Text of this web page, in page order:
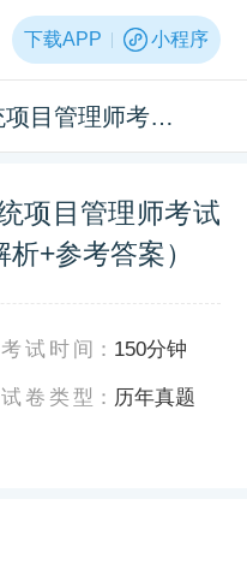
下载APP 小程序
2021年下半年信息系统项目管理师考试综合知识真题（专业解析+参考答案）
项目管理师考试
+参考答案）
考试时间 ： 150分钟
试卷类型 ： 历年真题